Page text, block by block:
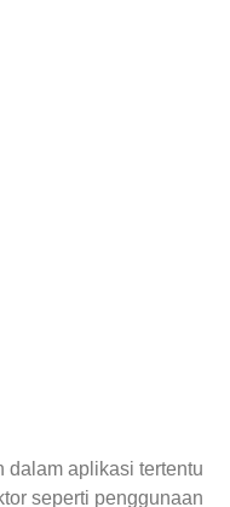
dalam aplikasi tertentu
seperti penggunaan